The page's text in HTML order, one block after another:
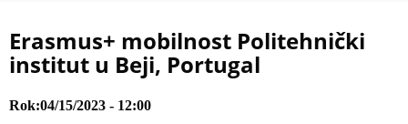
here
Erasmus+ mobilnost Politehnički
institut u Beji, Portugal
Rok 04/15/2023 - 12:00